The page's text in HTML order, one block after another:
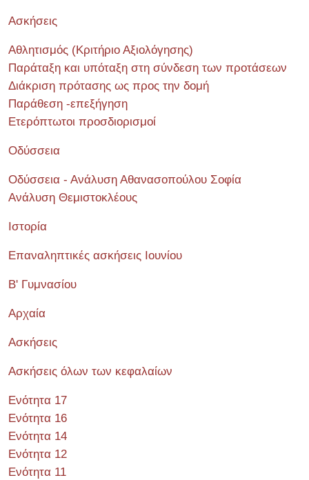
Ασκήσεις
Αθλητισμός (Κριτήριο Αξιολόγησης)
Παράταξη και υπόταξη στη σύνδεση των προτάσεων
Διάκριση πρότασης ως προς την δομή
Παράθεση -επεξήγηση
Ετερόπτωτοι προσδιορισμοί
Οδύσσεια
Οδύσσεια - Ανάλυση Αθανασοπούλου Σοφία
Ανάλυση Θεμιστοκλέους
Ιστορία
Επαναληπτικές ασκήσεις Ιουνίου
Β' Γυμνασίου
Αρχαία
Ασκήσεις
Ασκήσεις όλων των κεφαλαίων
Ενότητα 17
Ενότητα 16
Ενότητα 14
Ενότητα 12
Ενότητα 11